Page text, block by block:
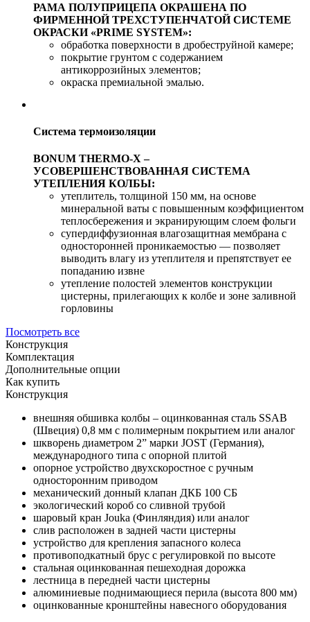
РАМА ПОЛУПРИЦЕПА ОКРАШЕНА ПО
ФИРМЕННОЙ ТРЕХСТУПЕНЧАТОЙ СИСТЕМЕ
ОКРАСКИ «PRIME SYSTEM»:
обработка поверхности в дробеструйной камере;
покрытие грунтом с содержанием
антикоррозийных элементов;
окраска премиальной эмалью.
Система термоизоляции
BONUM THERMO-Х –
УСОВЕРШЕНСТВОВАННАЯ СИСТЕМА
УТЕПЛЕНИЯ КОЛБЫ:
утеплитель, толщиной 150 мм, на основе
минеральной ваты с повышенным коэффициентом
теплосбережения и экранирующим слоем фольги
супердиффузионная влагозащитная мембрана с
односторонней проникаемостью — позволяет
выводить влагу из утеплителя и препятствует ее
попаданию извне
утепление полостей элементов конструкции
цистерны, прилегающих к колбе и зоне заливной
горловины
Посмотреть все
Конструкция
Комплектация
Дополнительные опции
Как купить
Конструкция
внешняя обшивка колбы – оцинкованная сталь SSAB
(Швеция) 0,8 мм c полимерным покрытием или аналог
шкворень диаметром 2” марки JOST (Германия),
международного типа с опорной плитой
опорное устройство двухскоростное с ручным
односторонним приводом
механический донный клапан ДКБ 100 СБ
экологический короб со сливной трубой
шаровый кран Jouka (Финляндия) или аналог
слив расположен в задней части цистерны
устройство для крепления запасного колеса
противоподкатный брус с регулировкой по высоте
стальная оцинкованная пешеходная дорожка
лестница в передней части цистерны
алюминиевые поднимающиеся перила (высота 800 мм)
оцинкованные кронштейны навесного оборудования